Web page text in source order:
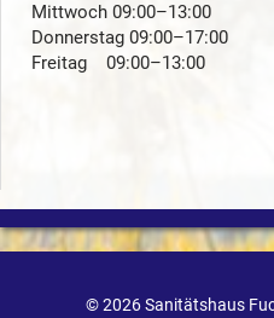
Mittwoch 09:00–13:00
Donnerstag 09:00–17:00
Freitag 09:00–13:00
© 2026 Sanitätshaus